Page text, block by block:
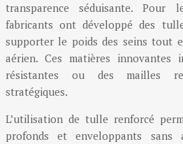
transparence séduisante. Pour
fabricants ont développé des
supporter le poids des seins tout
aérien. Ces matières innovantes
résistantes ou des mailles
stratégiques.
L’utilisation de tulle renforcé
profonds et enveloppants sans